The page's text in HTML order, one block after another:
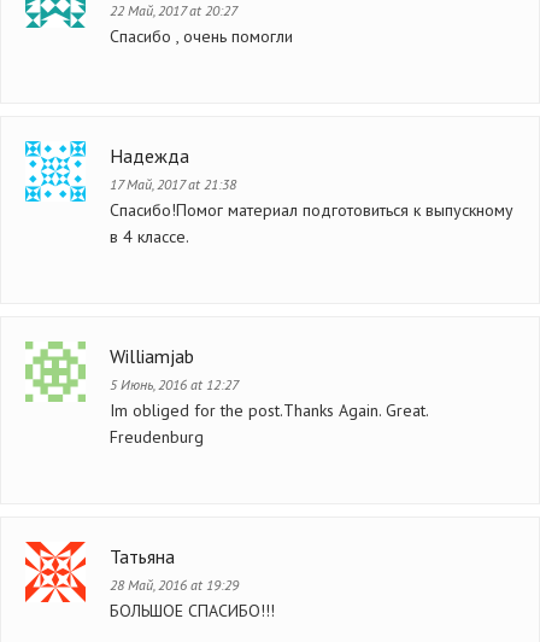
22 Май, 2017 at 20:27
Спасибо , очень помогли
Надежда
17 Май, 2017 at 21:38
Спасибо!Помог материал подготовиться к выпускному
в 4 классе.
Williamjab
5 Июнь, 2016 at 12:27
Im obliged for the post.Thanks Again. Great.
Freudenburg
Татьяна
28 Май, 2016 at 19:29
БОЛЬШОЕ СПАСИБО!!!